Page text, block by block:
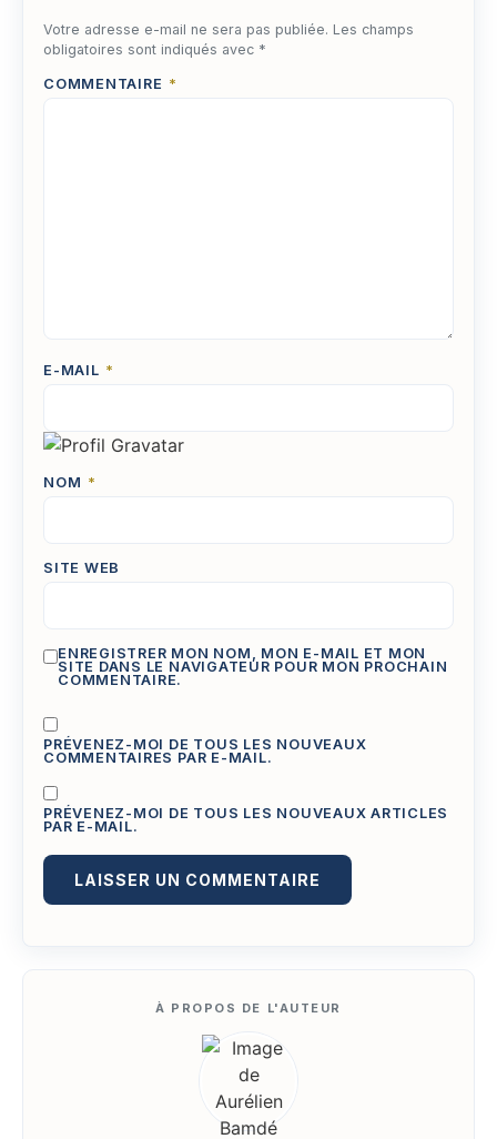
Votre adresse e-mail ne sera pas publiée. Les champs
obligatoires sont indiqués avec *
COMMENTAIRE *
E-MAIL *
NOM *
SITE WEB
ENREGISTRER MON NOM, MON E-MAIL ET MON
SITE DANS LE NAVIGATEUR POUR MON PROCHAIN
COMMENTAIRE.
PRÉVENEZ-MOI DE TOUS LES NOUVEAUX
COMMENTAIRES PAR E-MAIL.
PRÉVENEZ-MOI DE TOUS LES NOUVEAUX ARTICLES
PAR E-MAIL.